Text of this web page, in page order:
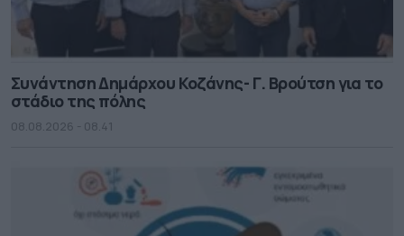
Συνάντηση Δημάρχου Κοζάνης- Γ. Βρούτση για το
στάδιο της πόλης
08.08.2026 - 08.41